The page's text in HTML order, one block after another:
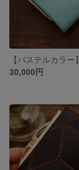
30,000円